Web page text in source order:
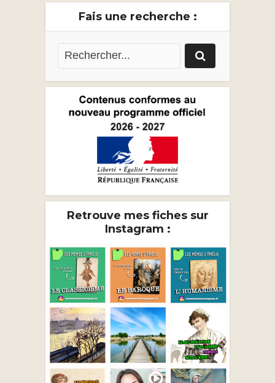
Fais une recherche :
Retrouve mes fiches sur
Instagram :